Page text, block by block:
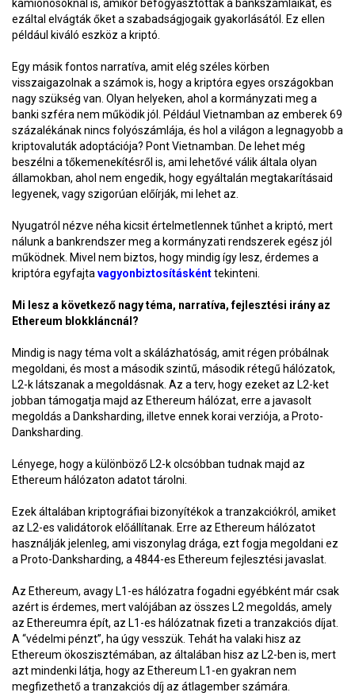
kamionosoknál is, amikor befogyasztották a bankszámláikat, és
ezáltal elvágták őket a szabadságjogaik gyakorlásától. Ez ellen
például kiváló eszköz a kriptó.
Egy másik fontos narratíva, amit elég széles körben
visszaigazolnak a számok is, hogy a kriptóra egyes országokban
nagy szükség van. Olyan helyeken, ahol a kormányzati meg a
banki szféra nem működik jól. Például Vietnamban az emberek 69
százalékának nincs folyószámlája, és hol a világon a legnagyobb a
kriptovaluták adoptációja? Pont Vietnamban. De lehet még
beszélni a tőkemenekítésről is, ami lehetővé válik általa olyan
államokban, ahol nem engedik, hogy egyáltalán megtakarításaid
legyenek, vagy szigorúan előírják, mi lehet az.
Nyugatról nézve néha kicsit értelmetlennek tűnhet a kriptó, mert
nálunk a bankrendszer meg a kormányzati rendszerek egész jól
működnek. Mivel nem biztos, hogy mindig így lesz, érdemes a
kriptóra egyfajta vagyonbiztosításkénttekinteni.
Mi lesz a következő nagy téma, narratíva, fejlesztési irány az
Ethereum blokkláncnál?
Mindig is nagy téma volt a skálázhatóság, amit régen próbálnak
megoldani, és most a második szintű, második rétegű hálózatok,
L2-k látszanak a megoldásnak. Az a terv, hogy ezeket az L2-ket
jobban támogatja majd az Ethereum hálózat, erre a javasolt
megoldás a Danksharding, illetve ennek korai verziója, a Proto-
Danksharding.
Lényege, hogy a különböző L2-k olcsóbban tudnak majd az
Ethereum hálózaton adatot tárolni.
Ezek általában kriptográfiai bizonyítékok a tranzakciókról, amiket
az L2-es validátorok előállítanak. Erre az Ethereum hálózatot
használják jelenleg, ami viszonylag drága, ezt fogja megoldani ez
a Proto-Danksharding, a 4844-es Ethereum fejlesztési javaslat.
Az Ethereum, avagy L1-es hálózatra fogadni egyébként már csak
azért is érdemes, mert valójában az összes L2 megoldás, amely
az Ethereumra épít, az L1-es hálózatnak fizeti a tranzakciós díjat.
A “védelmi pénzt”, ha úgy vesszük. Tehát ha valaki hisz az
Ethereum ökoszisztémában, az általában hisz az L2-ben is, mert
azt mindenki látja, hogy az Ethereum L1-en gyakran nem
megfizethető a tranzakciós díj az átlagember számára.